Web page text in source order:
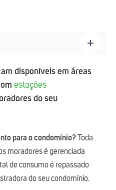
disponíveis em áreas
estações
do seu
para o condomínio?Toda
moradores é gerenciada
de consumo é repassado
do seu condomínio.